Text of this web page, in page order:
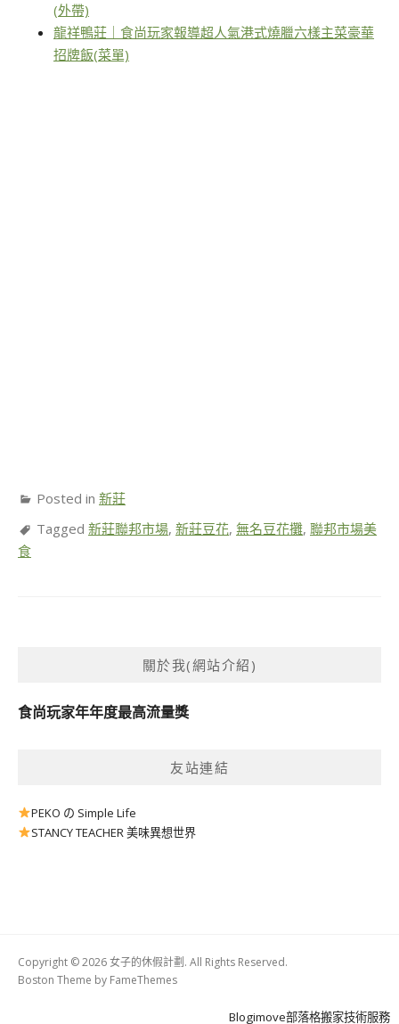
(外帶)
龍祥鴨莊｜食尚玩家報導超人氣港式燒臘六樣主菜豪華
招牌飯(菜單)
Posted in 新莊
Tagged 新莊聯邦市場, 新莊豆花, 無名豆花攤, 聯邦市場美
食
關於我(網站介紹)
食尚玩家年年度最高流量獎
友站連結
PEKO の Simple Life
STANCY TEACHER 美味異想世界
Copyright © 2026 女子的休假計劃. All Rights Reserved.
Boston Theme by FameThemes
Blogimove部落格搬家技術服務